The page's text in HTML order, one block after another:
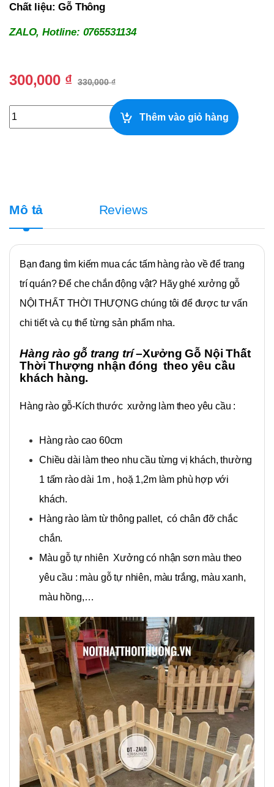
Chất liệu: Gỗ Thông
ZALO, Hotline: 0765531134
300,000 ₫ 330,000₫
Hàng Rào Gỗ Trang Trí, Hàng Rào Vây Cây, Chắn Động
Thêm vào giỏ hàng
Mô tả Reviews
Bạn đang tìm kiếm mua các tấm hàng rào về để trang
trí quán? Để che chắn động vật? Hãy ghé xưởng gỗ
NỘI THẤT THỜI THƯỢNG chúng tôi để được tư vấn
chi tiết và cụ thể từng sản phẩm nha.
Hàng rào gỗ trang trí–Xưởng Gỗ Nội Thất
Thời Thượng nhận đóng theo yêu cầu
khách hàng.
Hàng rào gỗ-Kích thước xưởng làm theo yêu cầu :
Hàng rào cao 60cm
Chiều dài làm theo nhu cầu từng vị khách, thường
1 tấm rào dài 1m , hoặ 1,2m làm phù hợp với
khách.
Hàng rào làm từ thông pallet, có chân đỡ chắc
chắn.
Màu gỗ tự nhiên Xưởng có nhận sơn màu theo
yêu cầu : màu gỗ tự nhiên, màu trắng, màu xanh,
màu hồng,…